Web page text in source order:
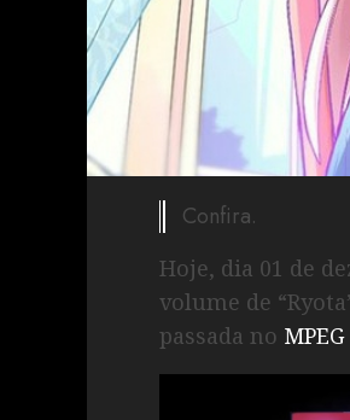
Confira.
Hoje, dia 01 de
volume de
passada no